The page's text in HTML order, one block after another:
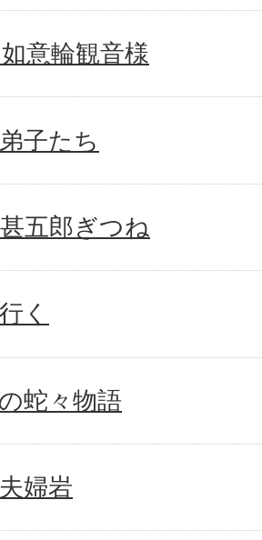
意輪観音様
子たち
五郎ぎつね
く
蛇々物語
婦岩